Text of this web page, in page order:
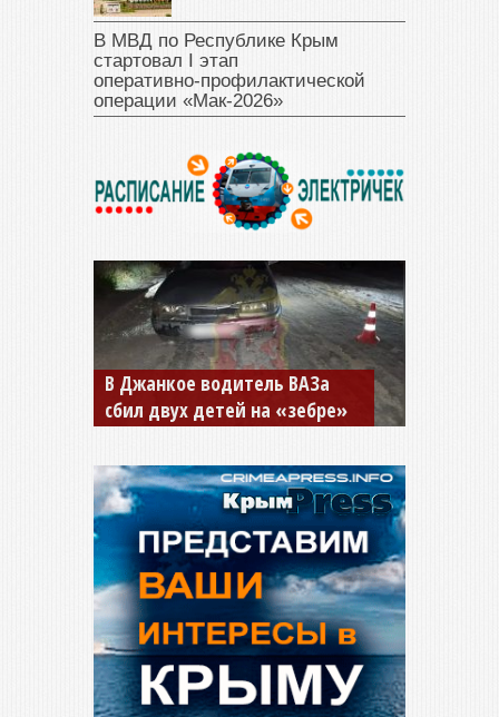
В МВД по Республике Крым
стартовал I этап
оперативно‑профилактической
операции «Мак‑2026»
В Джанкое водитель ВАЗа
сбил двух детей на «зебре»